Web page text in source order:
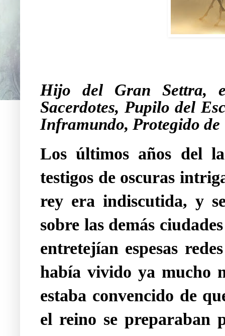
Hijo del Gran Settra,
Sacerdotes, Pupilo del
Inframundo, Protegido
Los últimos años del
testigos de oscuras
rey era indiscutida, y
sobre las demás
entretejían espesas
había vivido ya mucho
estaba convencido de
el reino se preparaban